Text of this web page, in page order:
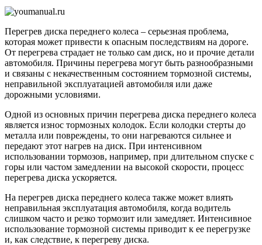
Перегрев диска переднего колеса – серьезная проблема,
которая может привести к опасным последствиям на дороге.
От перегрева страдает не только сам диск, но и прочие детали
автомобиля. Причины перегрева могут быть разнообразными
и связаны с некачественным состоянием тормозной системы,
неправильной эксплуатацией автомобиля или даже
дорожными условиями.
Одной из основных причин перегрева диска переднего колеса
является износ тормозных колодок. Если колодки стерты до
металла или повреждены, то они нагреваются сильнее и
передают этот нагрев на диск. При интенсивном
использовании тормозов, например, при длительном спуске с
горы или частом замедлении на высокой скорости, процесс
перегрева диска ускоряется.
На перегрев диска переднего колеса также может влиять
неправильная эксплуатация автомобиля, когда водитель
слишком часто и резко тормозит или замедляет. Интенсивное
использование тормозной системы приводит к ее перегрузке
и, как следствие, к перегреву диска.